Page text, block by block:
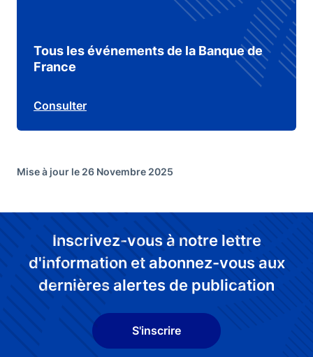
Tous les événements de la Banque de
France
Consulter
Mise à jour le 26 Novembre 2025
Inscrivez-vous à notre lettre
d'information et abonnez-vous aux
dernières alertes de publication
S'inscrire